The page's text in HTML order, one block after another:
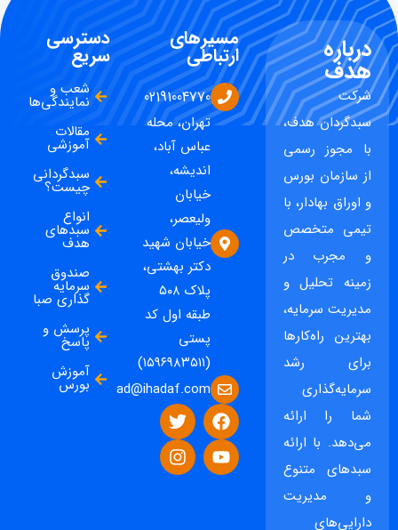
درباره
هدف
شرکت
سبدگردان هدف،
با مجوز رسمی
از سازمان بورس
و اوراق بهادار، با
تیمی متخصص
و مجرب در
زمینه تحلیل و
مدیریت سرمایه،
بهترین راه‌کارها
برای رشد
سرمایه‌گذاری
شما را ارائه
می‌دهد. با ارائه
سبدهای متنوع
و مدیریت
دارایی‌های
مسیرهای
ارتباطی
02191004770
تهران، محله
عباس آباد،
اندیشه،
خیابان
ولیعصر،
خیابان شهید
دکتر بهشتی،
پلاک ۵۰۸
طبقه اول کد
پستی
(۱۵۹۶۹۸۳۵۱۱)
ad@ihadaf.com
دسترسی
سریع
شعب و
نمایندگی‌ها
مقالات
آموزشی
سبدگردانی
چیست؟
انواع
سبدهای
هدف
صندوق
سرمایه
گذاری صبا
پرسش و
پاسخ
آموزش
بورس